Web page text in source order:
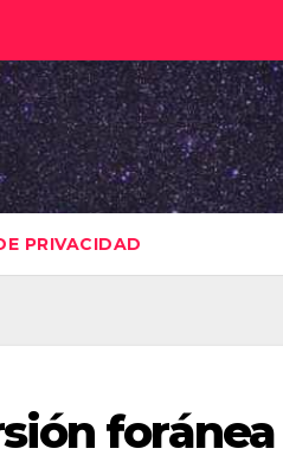
PRIVACIDAD
foránea